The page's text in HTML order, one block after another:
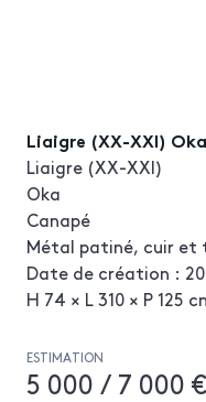
Liaigre (XX-XXI) Oka
Liaigre (XX-XXI)
Oka
Canapé
Métal patiné, cuir et
Date de création :
H 74 × L 310 × P 125
ESTIMATION
5 000 / 7 000 €